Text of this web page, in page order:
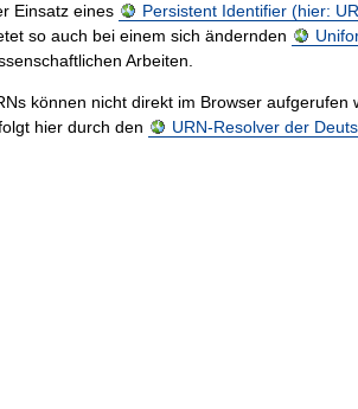
Einsatz eines Persistent Identifier (hier:
so auch bei einem sich ändernden
Arbeiten.
können nicht direkt im Browser
hier durch den
URN-Resolver der